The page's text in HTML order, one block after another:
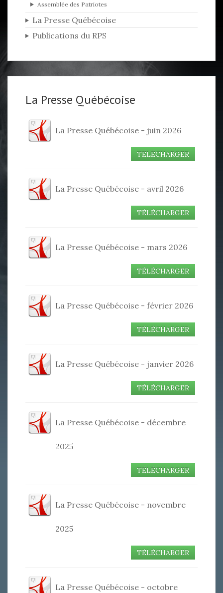
Assemblée des Patriotes
La Presse Québécoise
Publications du RPS
La Presse Québécoise
La Presse Québécoise - juin 2026
TÉLÉCHARGER
La Presse Québécoise - avril 2026
TÉLÉCHARGER
La Presse Québécoise - mars 2026
TÉLÉCHARGER
La Presse Québécoise - février 2026
TÉLÉCHARGER
La Presse Québécoise - janvier 2026
TÉLÉCHARGER
La Presse Québécoise - décembre
2025
TÉLÉCHARGER
La Presse Québécoise - novembre
2025
TÉLÉCHARGER
La Presse Québécoise - octobre